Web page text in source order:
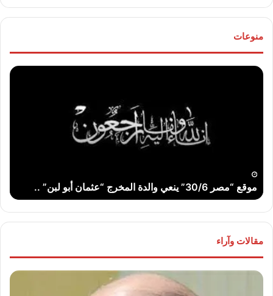
منوعات
مصطفي”
و”هالة
عوض
الله”
تهنئة للعروسين “خالد مصطفي”
مقالات وآراء
“عبدالحليم
قنديل”